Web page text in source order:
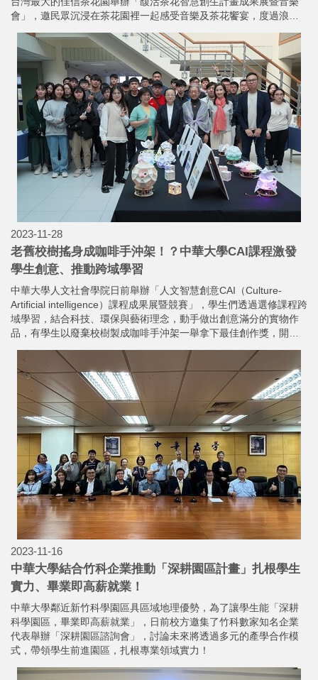
會」，邀民眾沉浸在茶花園裡一起感受音樂及茶花饗宴，度過浪漫
2023-11-28
老舊校樹搖身成咖啡手沖架！？中華大學CAI課程激發
學生創意、推動跨域學習
中華大學人文社會學院日前舉辦「人文智慧創意CAI（Culture-
Artificial intelligence）課程成果展暨競賽」，學生們透過選修課程跨
域學習，結合科技、環保與藝術理念，動手做出創意滿分的實物作
品，有學生以廢棄校樹製成咖啡手沖架一舉拿下最佳創作獎，開心
2023-11-16
中華大學結合竹科企業推動「深耕園區計畫」扎根學生
實力、畢業即高薪就業！
中華大學鄰近新竹科學園區具區域地理優勢，為了讓學生能「深耕
科學園區，畢業即高薪就業」，日前校方邀集了竹科數家知名企業
代表舉辦「深耕園區諮詢會」，討論未來將透過多元的產學合作模
式，帶領學生前進園區，扎根專業領域實力！